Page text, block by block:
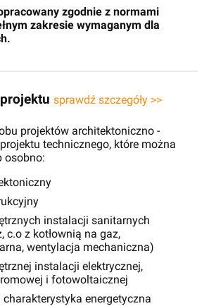
zgodnie z normami
zakresie wymaganym dla
sprawdź szczegóły >>
projektów architektoniczno -
technicznego, które można
osobno:
instalacji sanitarnych
c.o z kotłownią na gaz,
wentylacja mechaniczna)
instalacji elektrycznej,
i fotowoltaicznej
energetyczna